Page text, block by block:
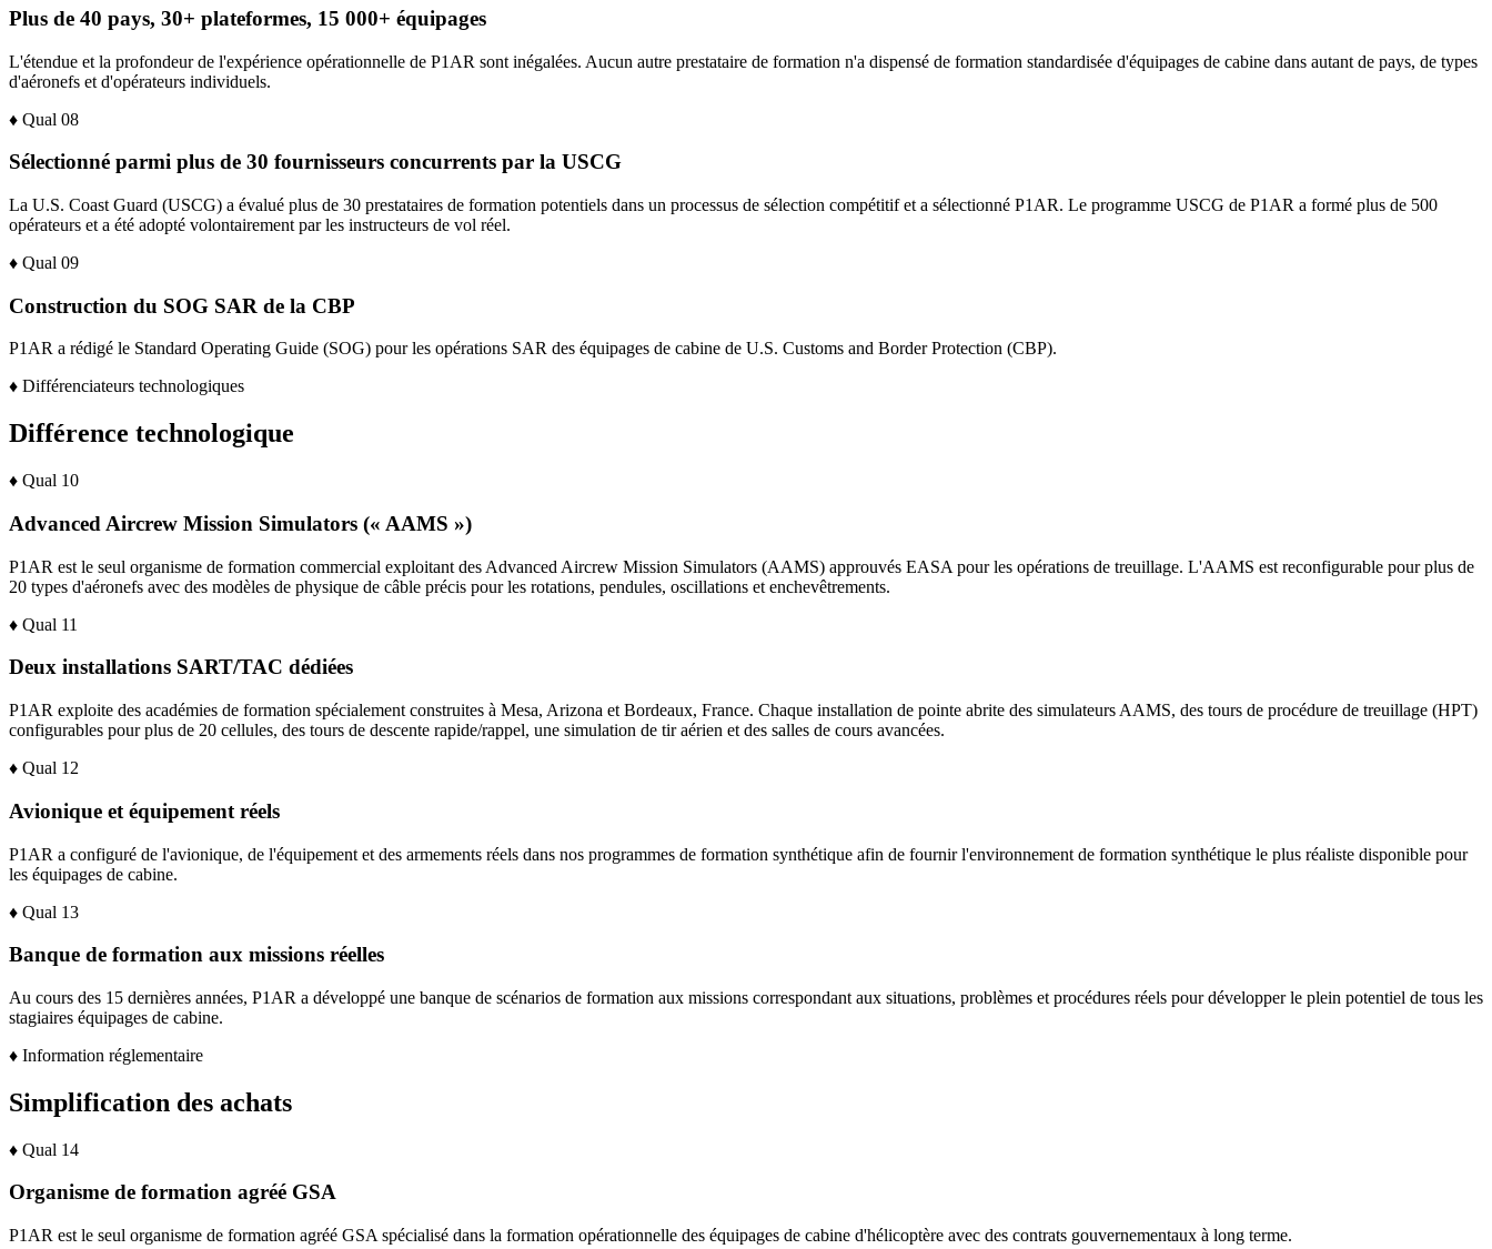
Plus de 40 pays, 30+ plateformes, 15 000+ équipages
L'étendue et la profondeur de l'expérience opérationnelle de P1AR sont inégalées. Aucun autre prestataire de formation n'a dispensé de formation standardisée d'équipages de cabine dans autant de pays, de types
d'aéronefs et d'opérateurs individuels.
♦ Qual 08
Sélectionné parmi plus de 30 fournisseurs concurrents par la USCG
La U.S. Coast Guard (USCG) a évalué plus de 30 prestataires de formation potentiels dans un processus de sélection compétitif et a sélectionné P1AR. Le programme USCG de P1AR a formé plus de 500
opérateurs et a été adopté volontairement par les instructeurs de vol réel.
♦ Qual 09
Construction du SOG SAR de la CBP
P1AR a rédigé le Standard Operating Guide (SOG) pour les opérations SAR des équipages de cabine de U.S. Customs and Border Protection (CBP).
♦ Différenciateurs technologiques
Différence technologique
♦ Qual 10
Advanced Aircrew Mission Simulators (« AAMS »)
P1AR est le seul organisme de formation commercial exploitant des Advanced Aircrew Mission Simulators (AAMS) approuvés EASA pour les opérations de treuillage. L'AAMS est reconfigurable pour plus de
20 types d'aéronefs avec des modèles de physique de câble précis pour les rotations, pendules, oscillations et enchevêtrements.
♦ Qual 11
Deux installations SART/TAC dédiées
P1AR exploite des académies de formation spécialement construites à Mesa, Arizona et Bordeaux, France. Chaque installation de pointe abrite des simulateurs AAMS, des tours de procédure de treuillage (HPT)
configurables pour plus de 20 cellules, des tours de descente rapide/rappel, une simulation de tir aérien et des salles de cours avancées.
♦ Qual 12
Avionique et équipement réels
P1AR a configuré de l'avionique, de l'équipement et des armements réels dans nos programmes de formation synthétique afin de fournir l'environnement de formation synthétique le plus réaliste disponible pour
les équipages de cabine.
♦ Qual 13
Banque de formation aux missions réelles
Au cours des 15 dernières années, P1AR a développé une banque de scénarios de formation aux missions correspondant aux situations, problèmes et procédures réels pour développer le plein potentiel de tous les
stagiaires équipages de cabine.
♦ Information réglementaire
Simplification des achats
♦ Qual 14
Organisme de formation agréé GSA
P1AR est le seul organisme de formation agréé GSA spécialisé dans la formation opérationnelle des équipages de cabine d'hélicoptère avec des contrats gouvernementaux à long terme.